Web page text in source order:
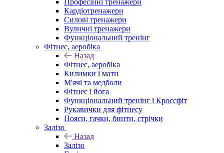
Професійні тренажери
Кардіотренажери
Силові тренажери
Вуличні тренажери
Функціональний тренінг
Фітнес, аеробіка
Назад
Фітнес, аеробіка
Килимки і мати
М'ячі та медболи
Фітнес і йога
Функціональний тренінг і Кроссфіт
Рукавички для фітнесу
Пояси, гачки, бинти, стрічки
Залізо
Назад
Залізо